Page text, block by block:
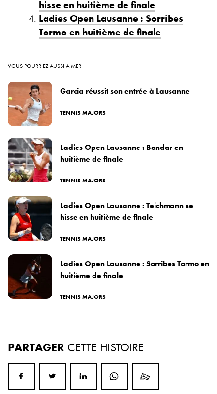
hisse en huitième de finale
Ladies Open Lausanne : Sorribes
Tormo en huitième de finale
VOUS POURRIEZ AUSSI AIMER
Garcia réussit son entrée à Lausanne
TENNIS MAJORS
Ladies Open Lausanne : Bondar en
huitième de finale
TENNIS MAJORS
Ladies Open Lausanne : Teichmann se
hisse en huitième de finale
TENNIS MAJORS
Ladies Open Lausanne : Sorribes Tormo en
huitième de finale
TENNIS MAJORS
PARTAGER CETTE HISTOIRE